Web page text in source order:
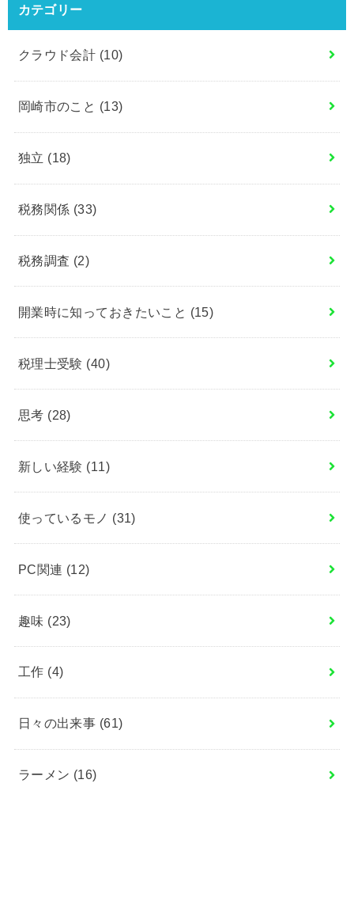
カテゴリー
クラウド会計 (10)
岡崎市のこと (13)
独立 (18)
税務関係 (33)
税務調査 (2)
開業時に知っておきたいこと (15)
税理士受験 (40)
思考 (28)
新しい経験 (11)
使っているモノ (31)
PC関連 (12)
趣味 (23)
工作 (4)
日々の出来事 (61)
ラーメン (16)